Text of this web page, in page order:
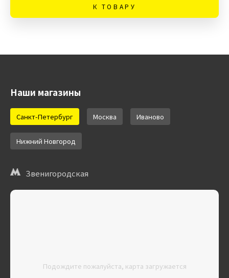
К ТОВАРУ
Наши магазины
Санкт-Петербург Москва Иваново
Нижний Новгород
Звенигородская
Подождите пожалуйста, карта загружается